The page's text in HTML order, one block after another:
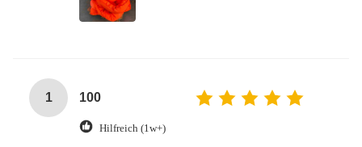
1 100
Hilfreich (1w+)